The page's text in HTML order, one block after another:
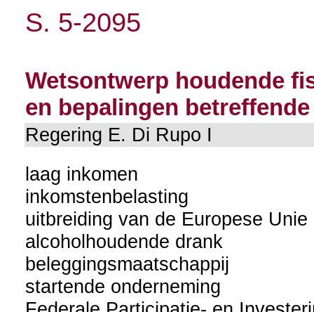
S. 5-2095
Wetsontwerp houdende
en bepalingen
Regering E. Di Rupo I
laag inkomen
inkomstenbelasting
uitbreiding van de Europese Unie
alcoholhoudende drank
beleggingsmaatschappij
startende onderneming